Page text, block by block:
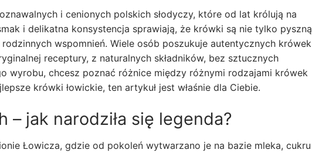
i cenionych polskich słodyczy, które od lat królują na
i delikatna konsystencja sprawiają, że krówki są nie tylko pyszną
wspomnień. Wiele osób poszukuje autentycznych krówek
receptury, z naturalnych składników, bez sztucznych
wyrobu, chcesz poznać różnice między różnymi rodzajami krówek
krówki łowickie, ten artykuł jest właśnie dla Ciebie.
– jak narodziła się legenda?
Łowicza, gdzie od pokoleń wytwarzano je na bazie mleka, cukru